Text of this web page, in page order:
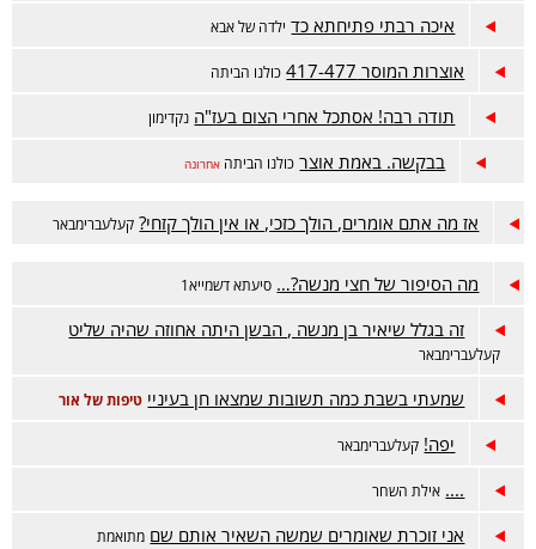
איכה רבתי פתיחתא כד ילדה של אבא
אוצרות המוסר 417-477 כולנו הביתה
תודה רבה! אסתכל אחרי הצום בעז"ה נקדימון
בבקשה. באמת אוצר כולנו הביתה אחרונה
אז מה אתם אומרים, הולך כזכי, או אין הולך קזחי? קעלעברימבאר
מה הסיפור של חצי מנשה?… סיעתא דשמייא1
זה בגלל שיאיר בן מנשה , הבשן היתה אחוזה שהיה שליט
קעלעברימבאר
שמעתי בשבת כמה תשובות שמצאו חן בעיניי טיפות של אור
יפה! קעלעברימבאר
.... אילת השחר
אני זוכרת שאומרים שמשה השאיר אותם שם מתואמת